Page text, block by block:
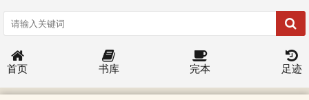
首页 书库 完本 足迹